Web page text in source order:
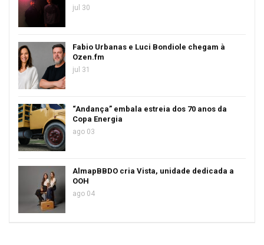
jul 30
Fabio Urbanas e Luci Bondiole chegam à
Ozen.fm
jul 31
“Andança” embala estreia dos 70 anos da
Copa Energia
ago 03
AlmapBBDO cria Vista, unidade dedicada a
OOH
ago 04